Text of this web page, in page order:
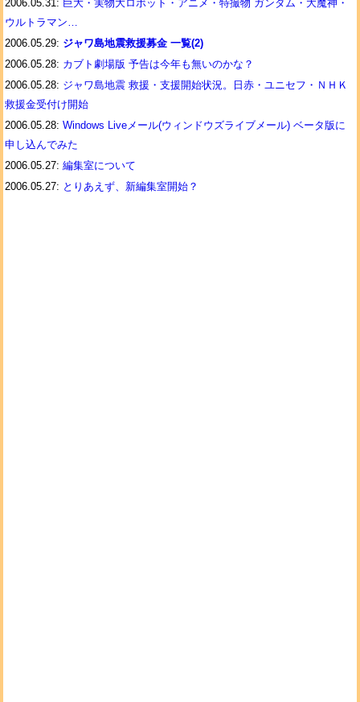
2006.05.31: 巨大・実物大ロボット・アニメ・特撮物 ガンダム・大魔神・
ウルトラマン…
2006.05.29: ジャワ島地震救援募金 一覧(2)
2006.05.28: カブト劇場版 予告は今年も無いのかな？
2006.05.28: ジャワ島地震 救援・支援開始状況。日赤・ユニセフ・ＮＨＫ
救援金受付け開始
2006.05.28: Windows Liveメール(ウィンドウズライブメール) ベータ版に
申し込んでみた
2006.05.27: 編集室について
2006.05.27: とりあえず、新編集室開始？